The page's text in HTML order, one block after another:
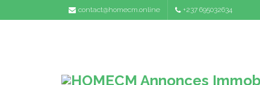
contact@homecm.online +237 695032634